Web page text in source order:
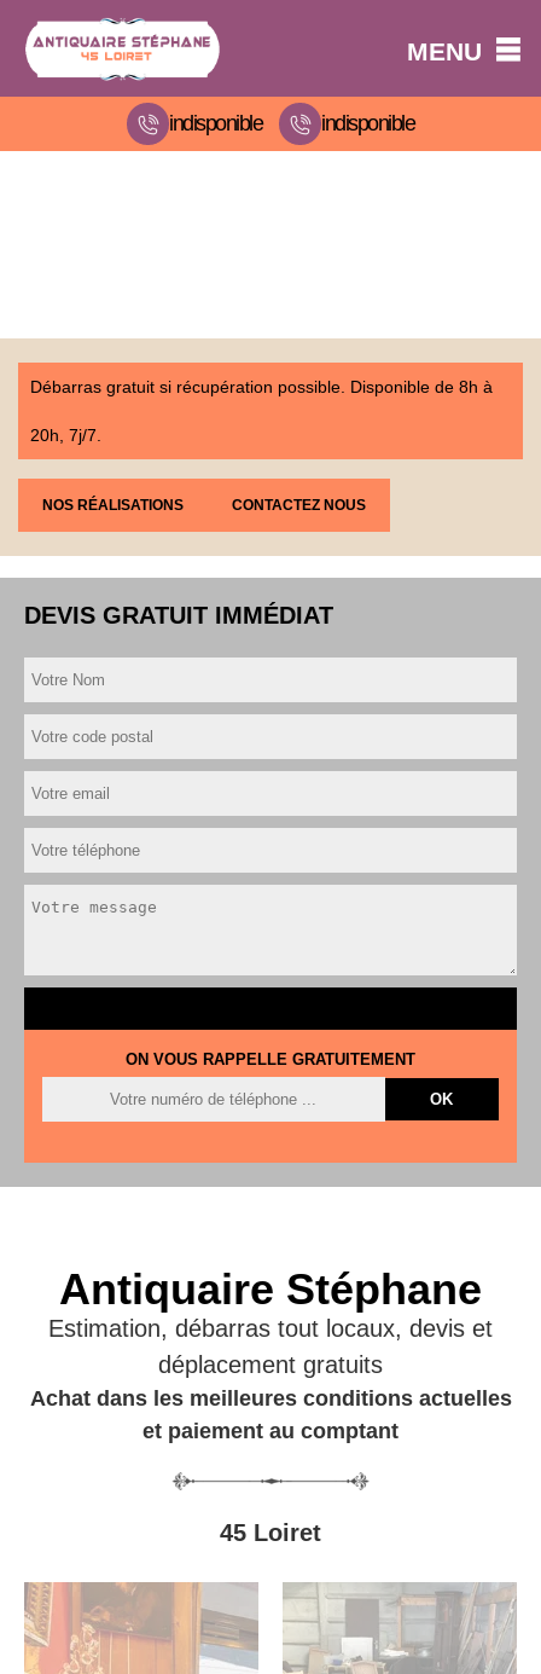
MENU
indisponible indisponible
Débarras gratuit si récupération possible. Disponible de 8h à
20h, 7j/7.
NOS RÉALISATIONS CONTACTEZ NOUS
DEVIS GRATUIT IMMÉDIAT
ON VOUS RAPPELLE GRATUITEMENT
Antiquaire Stéphane
Estimation, débarras tout locaux, devis et
déplacement gratuits
Achat dans les meilleures conditions actuelles
et paiement au comptant
45 Loiret